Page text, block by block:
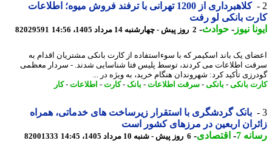
کلاهبرداری از 1200 تهرانی با ترفند فروش میوه؛ اطلاعات
بانکی لو رفت
نیوز-حوادث -2 روز پیش - چهارشنبه 14 مرداد 1405، 14:56 82029591
یک باند اسکیمر که با سوءاستفاده از کارت بانکی مشتریان اقدام به
اطلاعات می کردند، توسط پلیس فتا شناسایی شدند. - سردار معظمی
تأکید کرد: شهروندان هنگام خرید، به ویژه در ...
بانکی-بانکی-سرقت اطلاعات-بانک -کارت- اطلاعات-کار
بانک گردشگری با استقرار زیرساخت های خدماتی، همراه
اربعین در مرزهای کشور است
7
-اقتصادی-6 روز پیش - شنبه 10 مرداد 1405، 14:45 82001333